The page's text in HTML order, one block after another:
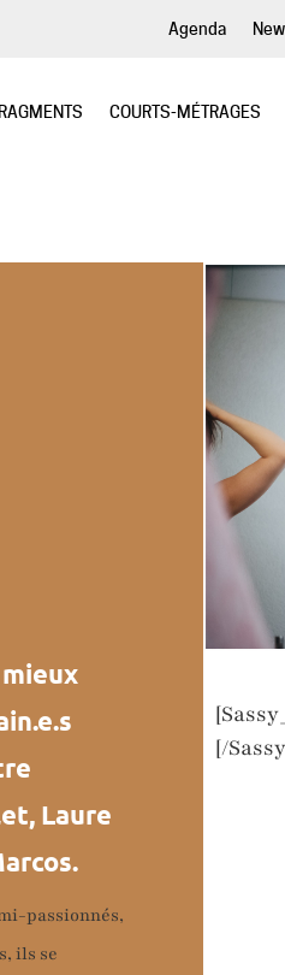
Agenda
COURTS-MÉTRAGES
Laure
passionnés,
ils se
[/